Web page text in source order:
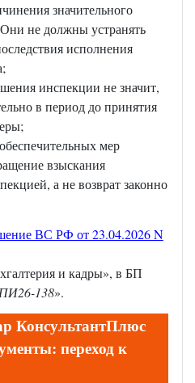
значительного
не должны устранять
исполнения
инспекции не значит,
в период до принятия
мер
взыскания
а не возврат законно
ВС РФ от 23.04.2026 N
и кадры», в БП
138».
КонсультантПлюс
переход к